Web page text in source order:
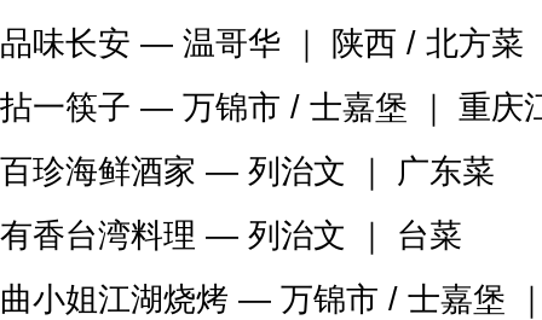
品味长安 — 温哥华 ｜ 陕西 / 北方菜
拈一筷子 — 万锦市 / 士嘉堡 ｜ 重庆
百珍海鲜酒家 — 列治文 ｜ 广东菜
有香台湾料理 — 列治文 ｜ 台菜
曲小姐江湖烧烤 — 万锦市 / 士嘉堡